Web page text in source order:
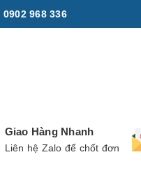
0902 968 336
Giao Hàng Nhanh
Liên hệ Zalo để chốt đơn